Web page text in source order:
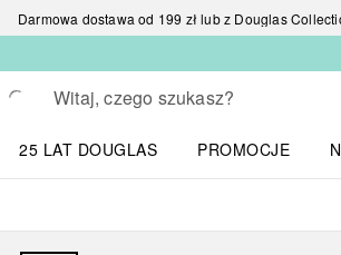
Darmowa dostawa od 199 zł lub z Douglas
Wracać
Wykonaj wyszukiwanie
25 LAT DOUGLAS
PROMOCJE